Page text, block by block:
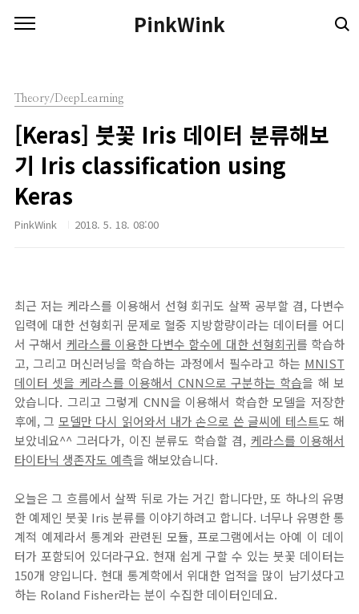
PinkWink
Theory/DeepLearning
[Keras] 붓꽃 Iris 데이터 분류해보
기 Iris classification using
Keras
PinkWink 2018. 5. 18. 08:00
최근 저는 케라스를 이용해서 선형 회귀도 살짝 공부할 겸, 다변수
입력에 대한 선형회귀 문제로 혈중 지방함량이라는 데이터를 어디
서 구해서 케라스를 이용한 다변수 함수에 대한 선형회귀를 학습하
고, 그리고 머신러닝을 학습하는 과정에서 필수라고 하는 MNIST
데이터 셋을 케라스를 이용해서 CNN으로 구분하는 학습을 해 보
았습니다. 그리고 그렇게 CNN을 이용해서 학습한 모델을 저장한
후에, 그 모델만 다시 읽어와서 내가 손으로 쓴 글씨에 테스트도 해
보았네요^^ 그러다가, 이진 분류도 학습할 겸, 케라스를 이용해서
타이타닉 생존자도 예측을 해보았습니다.
오늘은 그 흐름에서 살짝 뒤로 가는 거긴 합니다만, 또 하나의 유명
한 예제인 붓꽃 Iris 분류를 이야기하려고 합니다. 너무나 유명한 통
계적 예제라서 통계와 관련된 모듈, 프로그램에서는 아예 이 데이
터가 포함되어 있더라구요. 현재 쉽게 구할 수 있는 붓꽃 데이터는
150개 양입니다. 현대 통계학에서 위대한 업적을 많이 남기셨다고
하는 Roland Fisher라는 분이 수집한 데이터인데요.